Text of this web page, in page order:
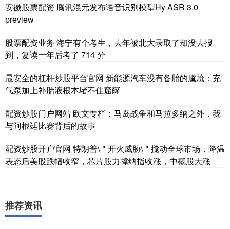
安徽股票配资 腾讯混元发布语音识别模型Hy ASR 3.0
preview
股票配资业务 海宁有个考生，去年被北大录取了却没去报
到，复读一年后考了 714 分
最安全的杠杆炒股平台官网 新能源汽车没有备胎的尴尬：充
气泵加上补胎液根本堵不住窟窿
配资炒股门户网站 欧文专栏：马岛战争和马拉多纳之外，我
与阿根廷比赛背后的故事
配资炒股开户官网 特朗普\＂开火威胁\＂搅动全球市场，降温
表态后美股跌幅收窄，芯片股力撑纳指收涨，中概股大涨
推荐资讯